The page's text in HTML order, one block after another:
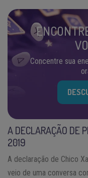
Concentre sua
A DECLARAÇÃO DE
2019
A declaração de Chico
veio de uma conversa